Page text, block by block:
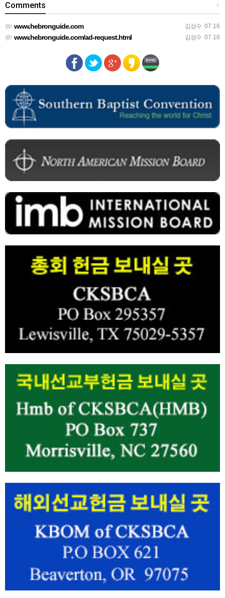
+
Comments
김성수 07.16
www.hebronguide.com
김성수 07.16
www.hebronguide.com/ad-request.html